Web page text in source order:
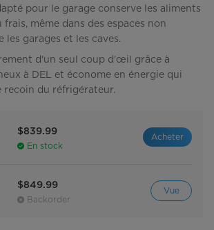
pour le garage conserve les aliments
même dans des espaces non
les garages et les caves.
d'un seul coup d'œil grâce à
à DEL et économe en énergie qui
recoin du réfrigérateur.
$839.99
En stock
Acheter
$849.99
Backorder
Vue